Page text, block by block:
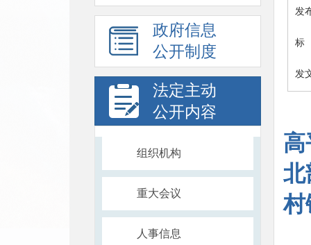
政府信息
公开制度
法定主动
公开内容
组织机构
重大会议
人事信息
发
标
发
高
北
村